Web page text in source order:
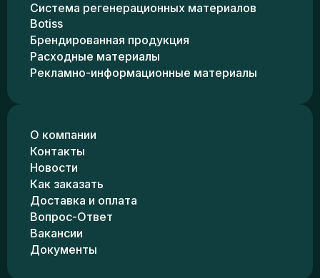
Система регенерационных материалов
Botiss
Брендированная продукция
Расходные материалы
Рекламно-информационные материалы
О компании
Контакты
Новости
Как заказать
Доставка и оплата
Вопрос-Ответ
Вакансии
Документы